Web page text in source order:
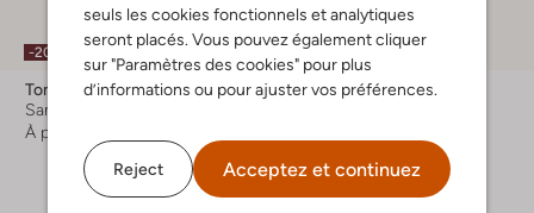
seuls les cookies fonctionnels et analytiques
seront placés. Vous pouvez également cliquer
sur "Paramètres des cookies" pour plus
d’informations ou pour ajuster vos préférences.
Reject Acceptez et continuez
-20%
Tommy Hilfiger
Sandales à talons
À partir de
Tommy Hilfiger
+ autre couleurs